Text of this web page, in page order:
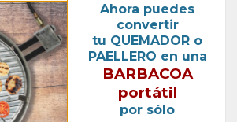
Ahora puedes
convertir
tu QUEMADOR o
PAELLERO en una
BARBACOA
portátil
por sólo